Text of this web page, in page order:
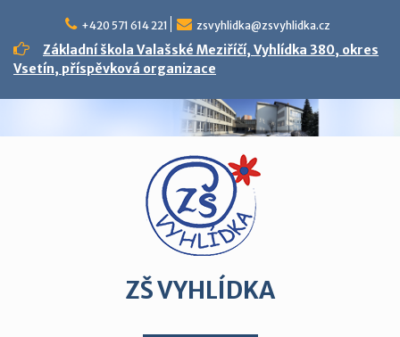
content
+420 571 614 221 zsvyhlidka@zsvyhlidka.cz
Základní škola Valašské Meziříčí, Vyhlídka 380, okres
Vsetín, příspěvková organizace
ZŠ VYHLÍDKA